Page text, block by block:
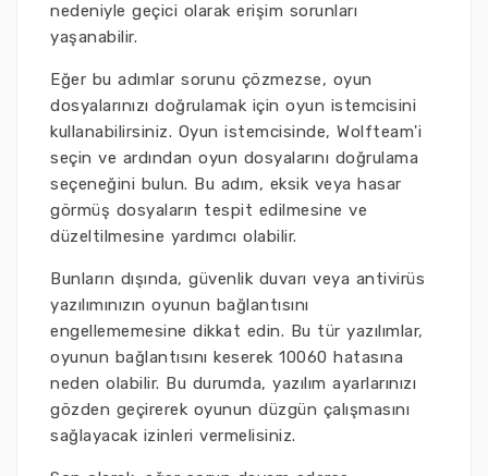
nedeniyle geçici olarak erişim sorunları
yaşanabilir.
Eğer bu adımlar sorunu çözmezse, oyun
dosyalarınızı doğrulamak için oyun istemcisini
kullanabilirsiniz. Oyun istemcisinde, Wolfteam'i
seçin ve ardından oyun dosyalarını doğrulama
seçeneğini bulun. Bu adım, eksik veya hasar
görmüş dosyaların tespit edilmesine ve
düzeltilmesine yardımcı olabilir.
Bunların dışında, güvenlik duvarı veya antivirüs
yazılımınızın oyunun bağlantısını
engellememesine dikkat edin. Bu tür yazılımlar,
oyunun bağlantısını keserek 10060 hatasına
neden olabilir. Bu durumda, yazılım ayarlarınızı
gözden geçirerek oyunun düzgün çalışmasını
sağlayacak izinleri vermelisiniz.